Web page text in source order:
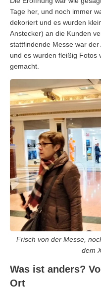
Tage her, und noch immer
dekoriert und es wurden
Anstecker) an die Kunden
stattfindende Messe war
und es wurden fleißig Fotos
gemacht.
Frisch von der Messe,
dem
Was ist anders?
Ort